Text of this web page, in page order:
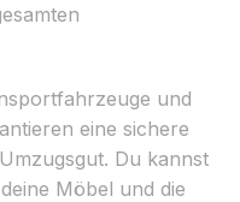
und
eine sichere
Du kannst
Möbel und die